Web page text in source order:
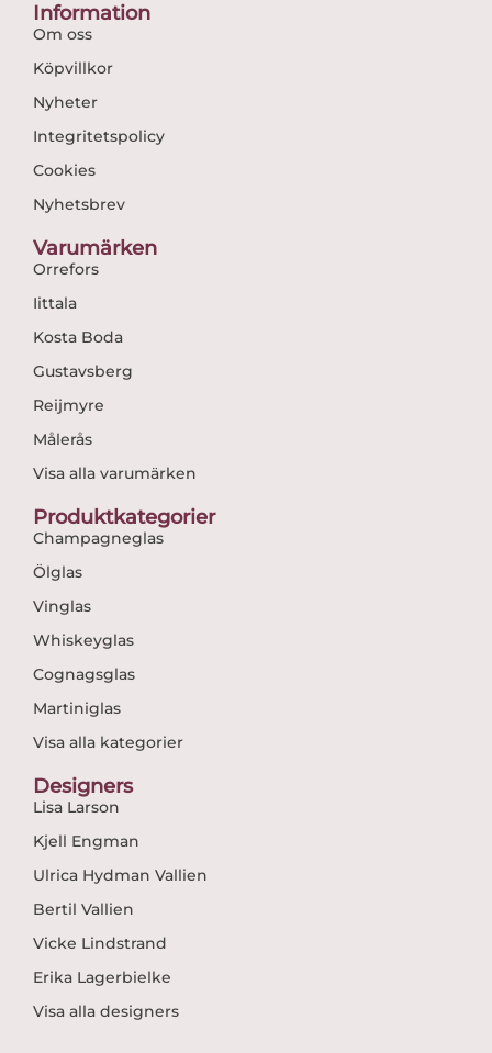
Information
Om oss
Köpvillkor
Nyheter
Integritetspolicy
Cookies
Nyhetsbrev
Varumärken
Orrefors
Iittala
Kosta Boda
Gustavsberg
Reijmyre
Målerås
Visa alla varumärken
Produktkategorier
Champagneglas
Ölglas
Vinglas
Whiskeyglas
Cognagsglas
Martiniglas
Visa alla kategorier
Designers
Lisa Larson
Kjell Engman
Ulrica Hydman Vallien
Bertil Vallien
Vicke Lindstrand
Erika Lagerbielke
Visa alla designers